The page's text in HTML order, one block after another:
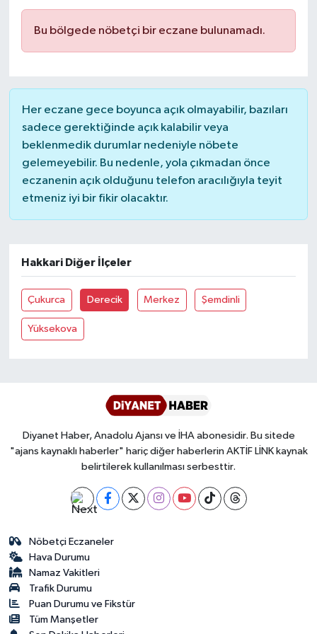
Bu bölgede nöbetçi bir eczane bulunamadı.
Her eczane gece boyunca açık olmayabilir, bazıları
sadece gerektiğinde açık kalabilir veya
beklenmedik durumlar nedeniyle nöbete
gelemeyebilir. Bu nedenle, yola çıkmadan önce
eczanenin açık olduğunu telefon aracılığıyla teyit
etmeniz iyi bir fikir olacaktır.
Hakkari Diğer İlçeler
Çukurca Derecik Merkez Şemdinli
Yüksekova
Diyanet Haber, Anadolu Ajansı ve İHA abonesidir. Bu sitede
"ajans kaynaklı haberler" hariç diğer haberlerin AKTİF LİNK kaynak
belirtilerek kullanılması serbesttir.
Nöbetçi Eczaneler
Hava Durumu
Namaz Vakitleri
Trafik Durumu
Puan Durumu ve Fikstür
Tüm Manşetler
Ardahan Müftülüğü
Balıkesir Müftülüğü
Bartın Müftülüğü
Batman Müftülüğü
Bilecik Müftülüğü
Bingöl Müftülüğü
Bursa Müftülüğü
Çanakkale Müftülüğü
Çorum Müftülüğü
Denizli Müftülüğü
Kudüs
Peygamberimizin Hayatı
Ramazan
Sahabeler
Hutbeler
DİYANET RADYO/TV
DEPREM
Dünya
Kültür-Sanat
Aile
Duyurular
Podcast
Biyografiler
Diyanet TV